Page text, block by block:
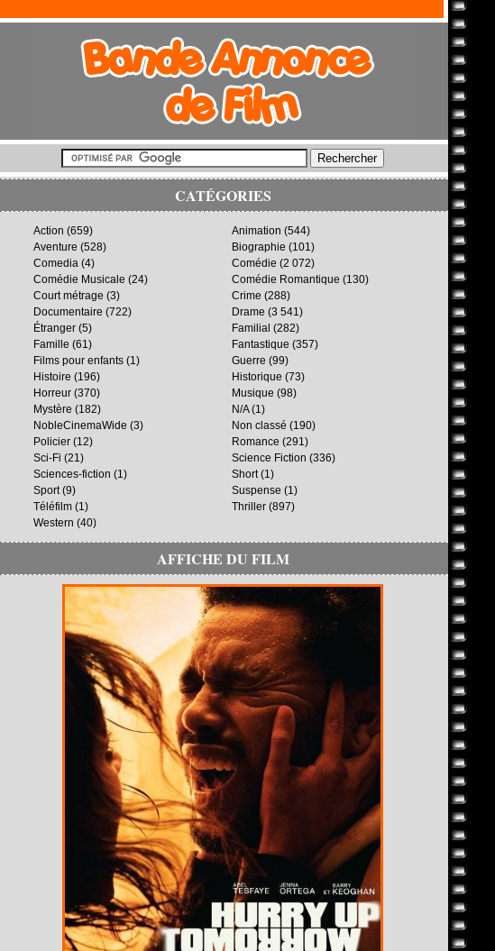
CATÉGORIES
Action (659) Animation (544)
Aventure (528) Biographie (101)
Comedia (4) Comédie (2 072)
Comédie Musicale (24) Comédie Romantique (130)
Court métrage (3) Crime (288)
Documentaire (722) Drame (3 541)
Étranger (5) Familial (282)
Famille (61) Fantastique (357)
Films pour enfants (1) Guerre (99)
Histoire (196) Historique (73)
Horreur (370) Musique (98)
Mystère (182) N/A(1)
NobleCinemaWide (3) Non classé (190)
Policier (12) Romance (291)
Sci-Fi (21) Science Fiction (336)
Sciences-fiction (1) Short(1)
Sport(9) Suspense (1)
Téléfilm (1) Thriller (897)
Western (40)
AFFICHE DU FILM